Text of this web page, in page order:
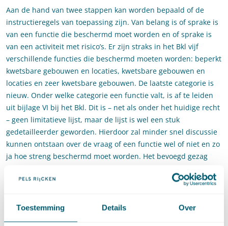
Toestemming Details Over
Aan de hand van twee stappen kan worden bepaald of de
instructieregels van toepassing zijn. Van belang is of sprake is
van een functie die beschermd moet worden en of sprake is
van een activiteit met risico’s. Er zijn straks in het Bkl vijf
verschillende functies die beschermd moeten worden: beperkt
kwetsbare gebouwen en locaties, kwetsbare gebouwen en
locaties en zeer kwetsbare gebouwen. De laatste categorie is
nieuw. Onder welke categorie een functie valt, is af te leiden
uit bijlage VI bij het Bkl. Dit is – net als onder het huidige recht
– geen limitatieve lijst, maar de lijst is wel een stuk
gedetailleerder geworden. Hierdoor zal minder snel discussie
kunnen ontstaan over de vraag of een functie wel of niet en zo
ja hoe streng beschermd moet worden. Het bevoegd gezag
beschermen.
Welke activiteiten zijn activiteiten met risico’s die onder de